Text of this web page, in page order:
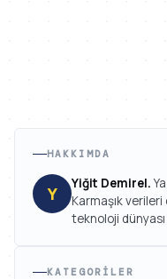
HAKKIMDA
Y Yiğit Demirel.
Karmaşık
teknoloji
KATEGORILER